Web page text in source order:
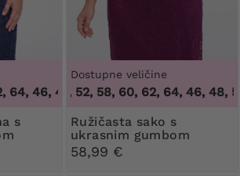
64, 46, 48, 50, 52, 54, 58, 60, 62, 64
Dostupne veličine
46, 48, 50, 52, 58, 60, 62, 64, 46, 48,
Ružičasta sako s
ukrasnim gumbom
58,99 €